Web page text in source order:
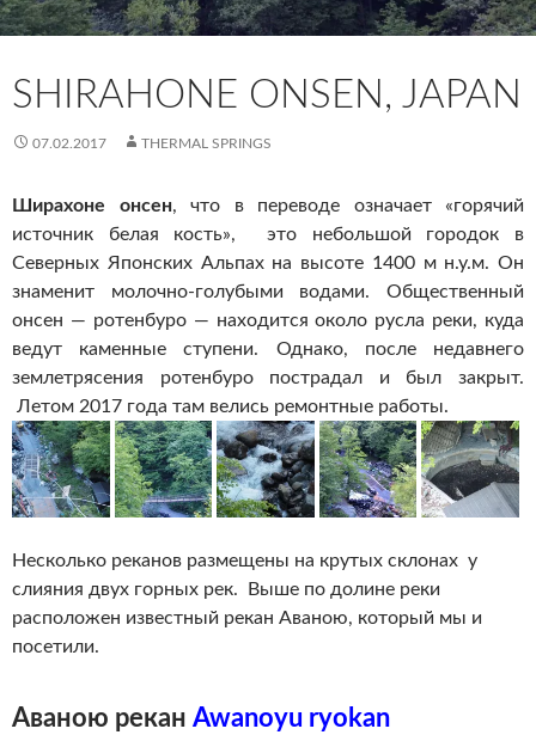
SHIRAHONE ONSEN, JAPAN
07.02.2017 THERMAL SPRINGS
Ширахоне онсен, что в переводе означает «горячий
источник белая кость», это небольшой городок в
Северных Японских Альпах на высоте 1400 м н.у.м. Он
знаменит молочно-голубыми водами. Общественный
онсен — ротенбуро — находится около русла реки, куда
ведут каменные ступени. Однако, после недавнего
землетрясения ротенбуро пострадал и был закрыт.
Летом 2017 года там велись ремонтные работы.
Несколько реканов размещены на крутых склонах у
слияния двух горных рек. Выше по долине реки
расположен известный рекан Аваною, который мы и
посетили.
Аваною рекан Awanoyu ryokan